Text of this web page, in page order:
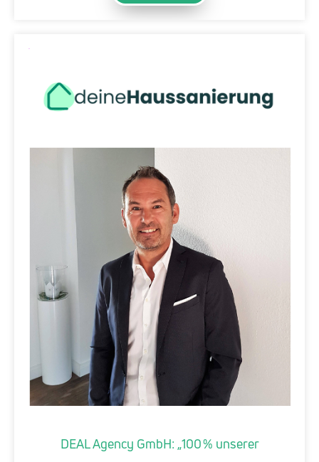
DEAL Agency GmbH: „100 % unserer